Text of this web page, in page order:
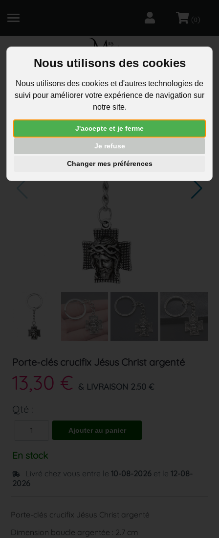
Nous utilisons des cookies
Nous utilisons des cookies et d'autres technologies de
suivi pour améliorer votre expérience de navigation sur
notre site.
J'accepte et je ferme
Je refuse
Changer mes préférences
(0)
Porte-clés crucifix Jésus Christ argenté
13,30 € & LIVRAISON 2.50 €
Qté :
En stock
Livré chez vous entre le10-08-2026 et le12-08-
2026
Porte-clés crucifix Jésus Christ argenté
Dimension boucle argentée : 2.7 cm